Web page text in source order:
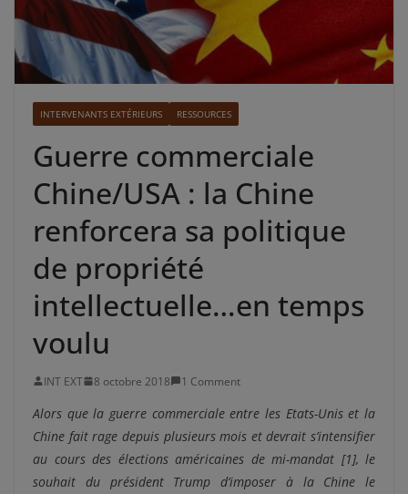
INTERVENANTS EXTÉRIEURS RESSOURCES
Guerre commerciale
Chine/USA : la Chine
renforcera sa politique
de propriété
intellectuelle…en temps
voulu
INT EXT 8 octobre 2018 1 Comment
Alors que la guerre commerciale entre les Etats-Unis et la
Chine fait rage depuis plusieurs mois et devrait s’intensifier
au cours des élections américaines de mi-mandat [1], le
souhait du président Trump d’imposer à la Chine le